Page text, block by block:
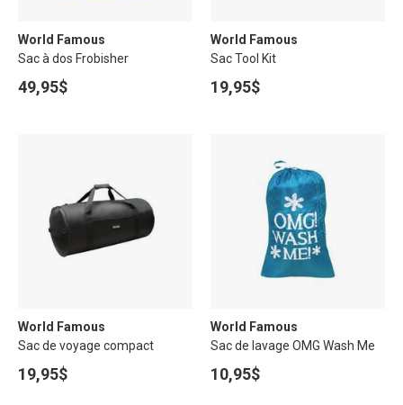
World Famous
Sac à dos Frobisher
49,95$
World Famous
Sac Tool Kit
19,95$
World Famous
Sac de voyage compact
19,95$
World Famous
Sac de lavage OMG Wash Me
10,95$